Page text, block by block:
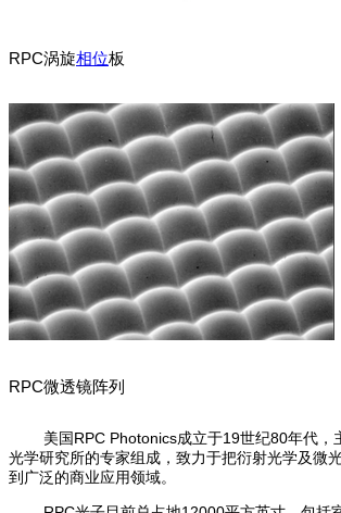
RPC涡旋相位板
RPC微透镜阵列
美国RPC Photonics成立于19世纪80年代，
光学研究所的专家组成，致力于把衍射光学及微
到广泛的商业应用领域。